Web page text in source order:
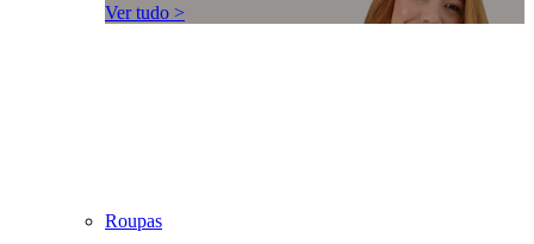
Ver tudo >
Roupas